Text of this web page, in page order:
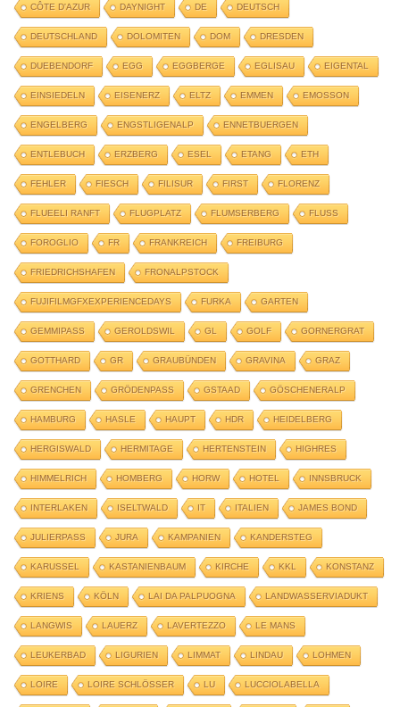
CÔTE D'AZUR DAYNIGHT DE DEUTSCH
DEUTSCHLAND DOLOMITEN DOM DRESDEN
DUEBENDORF EGG EGGBERGE EGLISAU EIGENTAL
EINSIEDELN EISENERZ ELTZ EMMEN EMOSSON
ENGELBERG ENGSTLIGENALP ENNETBUERGEN
ENTLEBUCH ERZBERG ESEL ETANG ETH
FEHLER FIESCH FILISUR FIRST FLORENZ
FLUEELI RANFT FLUGPLATZ FLUMSERBERG FLUSS
FOROGLIO FR FRANKREICH FREIBURG
FRIEDRICHSHAFEN FRONALPSTOCK
FUJIFILMGFXEXPERIENCEDAYS FURKA GARTEN
GEMMIPASS GEROLDSWIL GL GOLF GORNERGRAT
GOTTHARD GR GRAUBÜNDEN GRAVINA GRAZ
GRENCHEN GRÖDENPASS GSTAAD GÖSCHENERALP
HAMBURG HASLE HAUPT HDR HEIDELBERG
HERGISWALD HERMITAGE HERTENSTEIN HIGHRES
HIMMELRICH HOMBERG HORW HOTEL INNSBRUCK
INTERLAKEN ISELTWALD IT ITALIEN JAMES BOND
JULIERPASS JURA KAMPANIEN KANDERSTEG
KARUSSEL KASTANIENBAUM KIRCHE KKL KONSTANZ
KRIENS KÖLN LAI DA PALPUOGNA LANDWASSERVIADUKT
LANGWIS LAUERZ LAVERTEZZO LE MANS
LEUKERBAD LIGURIEN LIMMAT LINDAU LOHMEN
LOIRE LOIRE SCHLÖSSER LU LUCCIOLABELLA